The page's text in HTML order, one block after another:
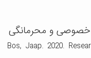
خصوصی و محرمانگی
Bos, Jaap. 2020.